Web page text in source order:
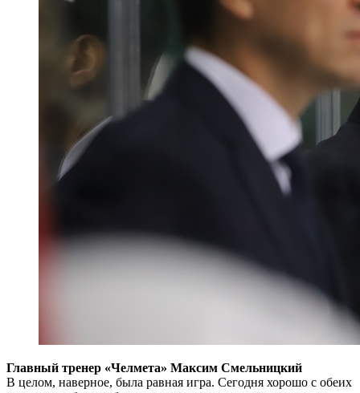
Главный тренер «Челмета» Максим Смельницкий
В целом, наверное, была равная игра. Сегодня хорошо с обеих